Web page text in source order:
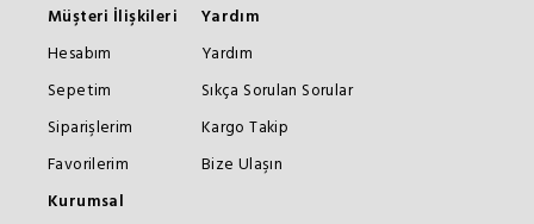
Müşteri İlişkileri
Hesabım
Sepetim
Siparişlerim
Favorilerim
Yardım
Yardım
Sıkça Sorulan Sorular
Kargo Takip
Bize Ulaşın
Kurumsal